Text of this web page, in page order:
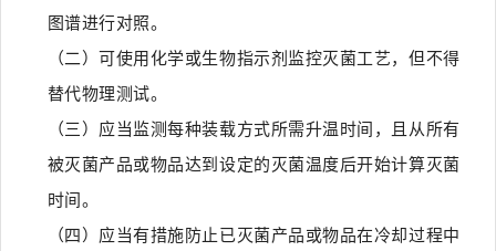
图谱进行对照。
（二）可使用化学或生物指示剂监控灭菌工艺，但不得
替代物理测试。
（三）应当监测每种装载方式所需升温时间，且从所有
被灭菌产品或物品达到设定的灭菌温度后开始计算灭菌
时间。
（四）应当有措施防止已灭菌产品或物品在冷却过程中